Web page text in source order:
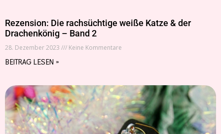
Rezension: Die rachsüchtige weiße Katze & der
Drachenkönig – Band 2
28. Dezember 2023 Keine Kommentare
BEITRAG LESEN »